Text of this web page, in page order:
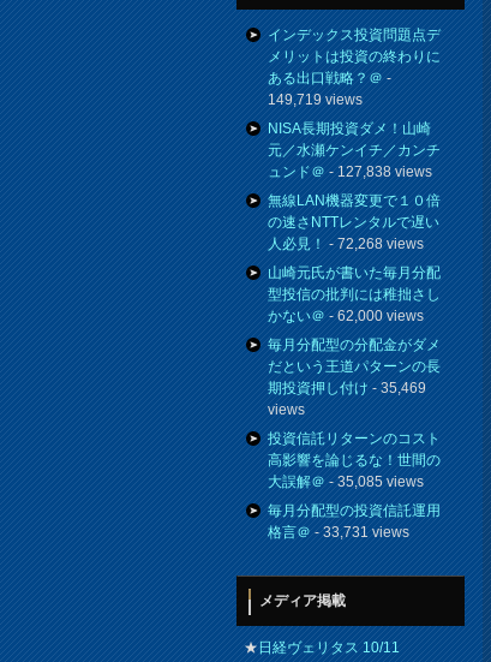
インデックス投資問題点デ
メリットは投資の終わりに
ある出口戦略？＠-
149,719 views
NISA長期投資ダメ！山崎
元／水瀬ケンイチ／カンチ
ュンド＠- 127,838 views
無線LAN機器変更で１０倍
の速さNTTレンタルで遅い
人必見！- 72,268 views
山崎元氏が書いた毎月分配
型投信の批判には稚拙さし
かない＠- 62,000 views
毎月分配型の分配金がダメ
だという王道パターンの長
期投資押し付け- 35,469
views
投資信託リターンのコスト
高影響を論じるな！世間の
大誤解＠- 35,085 views
毎月分配型の投資信託運用
格言＠- 33,731 views
メディア掲載
★日経ヴェリタス 10/11